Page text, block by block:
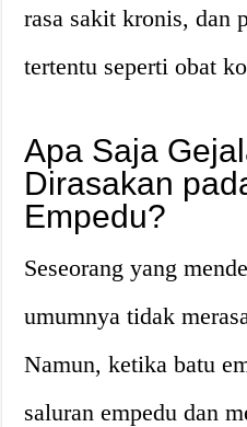
rasa sakit kronis, dan
tertentu seperti obat
Apa Saja
Dirasakan
Empedu?
Seseorang yang
umumnya tidak
Namun, ketika batu
saluran empedu dan